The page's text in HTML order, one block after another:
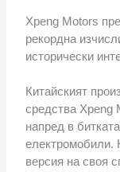
Xpeng Motors
рекордна
исторически
Китайският
средства Xpeng
напред в
електромобили.
версия на своя